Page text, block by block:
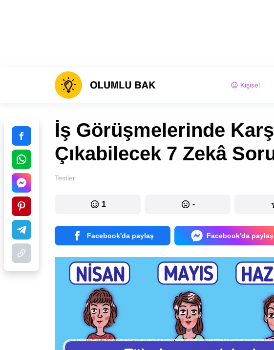
Kişisel
İş Görüşmelerinde
Çıkabilecek 7 Zekâ
Testler
1 -
Facebook'da paylaş Facebook'da paylaş